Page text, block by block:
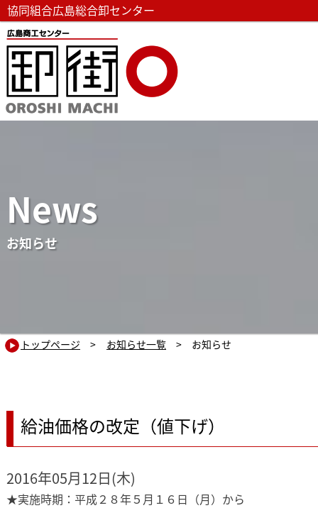
協同組合広島総合卸センター
News
お知らせ
トップページ > お知らせ一覧 > お知らせ
給油価格の改定（値下げ）
2016年05月12日(木)
★実施時期：平成２８年５月１６日（月）から